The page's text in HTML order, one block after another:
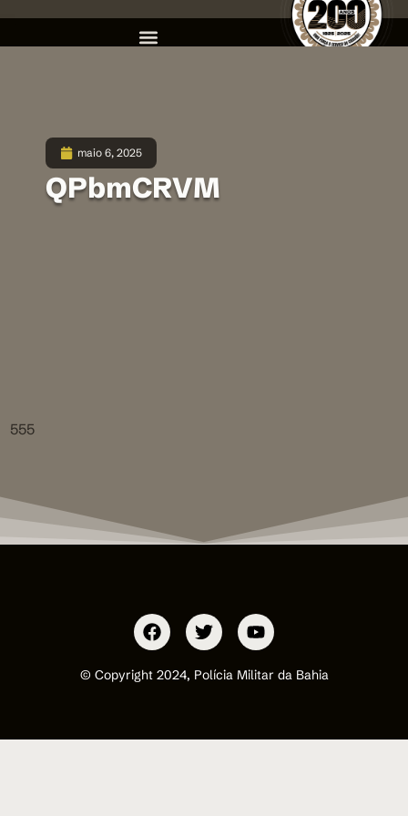
maio 6, 2025
QPbmCRVM
555
© Copyright 2024, Polícia Militar da Bahia